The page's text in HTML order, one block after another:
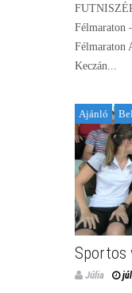
Félmaraton
Félmaraton
Keczán...
Ajánló
Sportos
Júlia